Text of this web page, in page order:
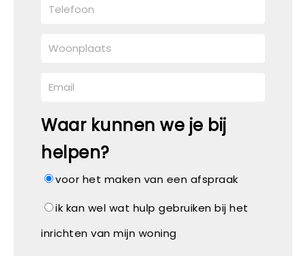
Waar kunnen we je bij
helpen?
voor het maken van een afspraak
ik kan wel wat hulp gebruiken bij het
inrichten van mijn woning